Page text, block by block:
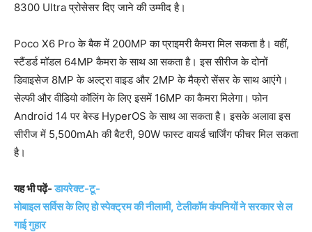
8300 Ultra प्रोसेसर दिए जाने की उम्मीद है।
Poco X6 Pro के बैक में 200MP का प्राइमरी कैमरा मिल सकता है। वहीं,
स्टैंडर्ड मॉडल 64MP कैमरा के साथ आ सकता है। इस सीरीज के दोनों
डिवाइसेज 8MP के अल्ट्रा वाइड और 2MP के मैक्रो सेंसर के साथ आएंगे।
सेल्फी और वीडियो कॉलिंग के लिए इसमें 16MP का कैमरा मिलेगा। फोन
Android 14 पर बेस्ड HyperOS के साथ आ सकता है। इसके अलावा इस
सीरीज में 5,500mAh की बैटरी, 90W फास्ट वायर्ड चार्जिंग फीचर मिल सकता
है।
यह भी पढ़ें-डायरेक्ट-टू-
मोबाइल सर्विस के लिए हो स्पेक्ट्रम की नीलामी, टेलीकॉम कंपनियों ने सरकार से ल
गाई गुहार